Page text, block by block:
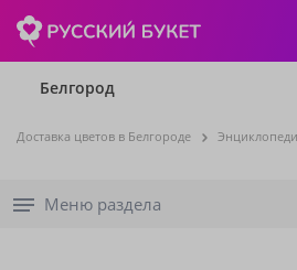
Белгород
Доставка цветов в Белгороде
Меню раздела